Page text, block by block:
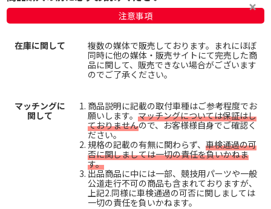
注意事項
在庫に関して
複数の媒体で販売しております。まれにほぼ
同時に他の媒体・販売サイトにて完売した商
品に関して、販売できない場合がございます
のでご了承ください。
マッチングに
関して
商品説明に記載の取付車種はご参考程度でお
願いします。 マッチングについては保証はし
ておりませんので、お客様様自身でご確認く
ださい。
規格の記載の有無に関わらず、 車検通過の可
否に関しましては一切の責任を負いかねま
す。
出品商品に中には一部、競技用パーツや一般
公道走行不可の商品も含まれておりますが、
上記2.同様に車検通過の可否に関しましては
一切の責任を負いかねます。